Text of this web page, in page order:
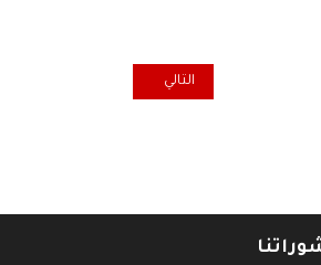
المقال التالي: انتفاضة جيل
التالي